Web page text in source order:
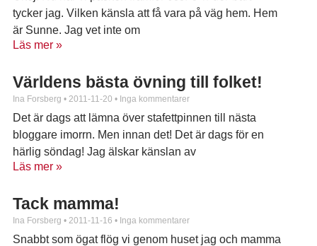
tycker jag. Vilken känsla att få vara på väg hem. Hem
är Sunne. Jag vet inte om
Läs mer »
Världens bästa övning till folket!
Ina Forsberg 2011-11-20 Inga kommentarer
Det är dags att lämna över stafettpinnen till nästa
bloggare imorrn. Men innan det! Det är dags för en
härlig söndag! Jag älskar känslan av
Läs mer »
Tack mamma!
Ina Forsberg 2011-11-16 Inga kommentarer
Snabbt som ögat flög vi genom huset jag och mamma